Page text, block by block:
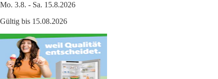
Mo. 3.8. - Sa. 15.8.2026
Gültig bis 15.08.2026